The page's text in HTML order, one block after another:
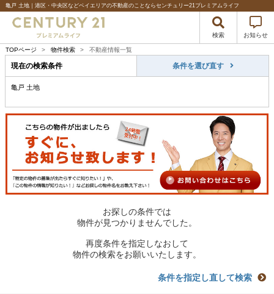
亀戸 土地｜港区・中央区などベイエリアの不動産のことならセンチュリー21プレミアムライフ
検索 お知らせ
TOPページ > 物件検索 > 不動産情報一覧
現在の検索条件 条件を選び直す
亀戸 土地
お探しの条件では
物件が見つかりませんでした。
再度条件を指定しなおして
物件の検索をお願いいたします。
条件を指定し直して検索